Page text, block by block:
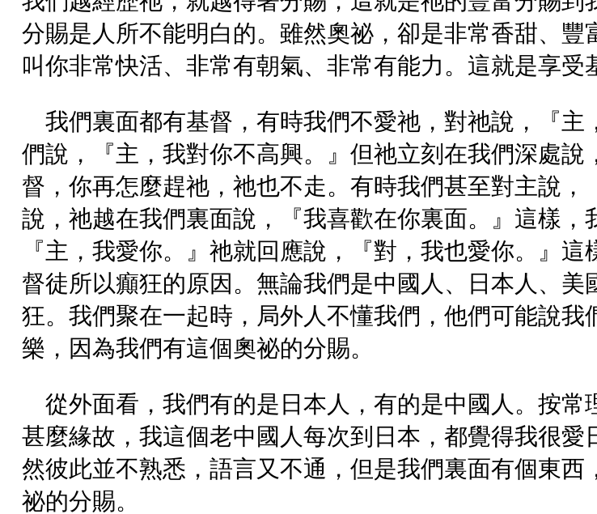
分賜是人所不能明白的。雖然奧祕，卻是非常香甜、
叫你非常快活、非常有朝氣、非常有能力。這就是享受
我們裏面都有基督，有時我們不愛祂，對祂說，『
們說，『主，我對你不高興。』但祂立刻在我們深處
督，你再怎麼趕祂，祂也不走。有時我們甚至對主說
說，祂越在我們裏面說，『我喜歡在你裏面。』這樣，
『主，我愛你。』祂就回應說，『對，我也愛你。』
督徒所以癲狂的原因。無論我們是中國人、日本人、
狂。我們聚在一起時，局外人不懂我們，他們可能說
樂，因為我們有這個奧祕的分賜。
從外面看，我們有的是日本人，有的是中國人。按
甚麼緣故，我這個老中國人每次到日本，都覺得我很
然彼此並不熟悉，語言又不通，但是我們裏面有個東
祕的分賜。